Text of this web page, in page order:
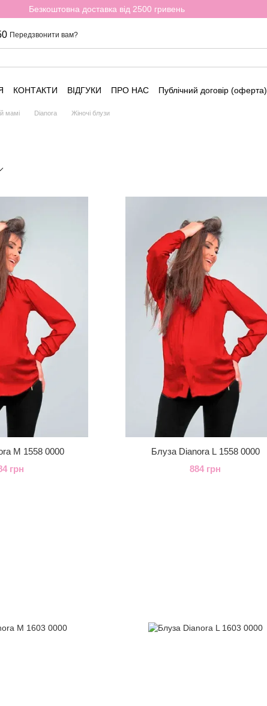
Безкоштовна доставка від 2500 гривень
Передзвонити вам?
КОНТАКТИ ВІДГУКИ ПРО НАС Публічний договір (оферта)
мамі Dianora Жіночі блузи
M 1558 0000
грн
Блуза Dianora L 1558 0000
884 грн